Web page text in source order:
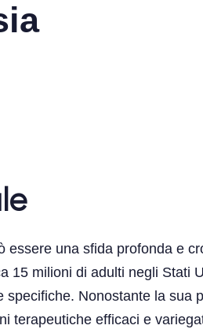
essere una sfida profonda e
15 milioni di adulti negli Stati
specifiche. Nonostante la sua
terapeutiche efficaci e